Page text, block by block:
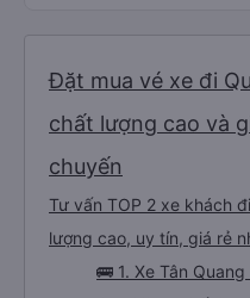
Đặt mua vé xe đi
chất lượng cao và
chuyến
Tư vấn TOP 2 xe khách
lượng cao, uy tín, giá rẻ
🚌 1. Xe Tân